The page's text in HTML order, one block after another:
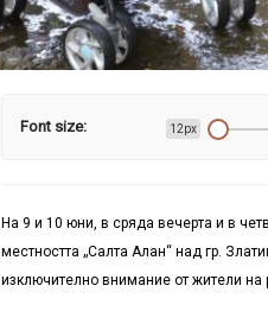
Font size: 12px
На 9 и 10 юни, в сряда вечерта и в
местността „Салта Алан“ над гр.
изключително внимание от жители на